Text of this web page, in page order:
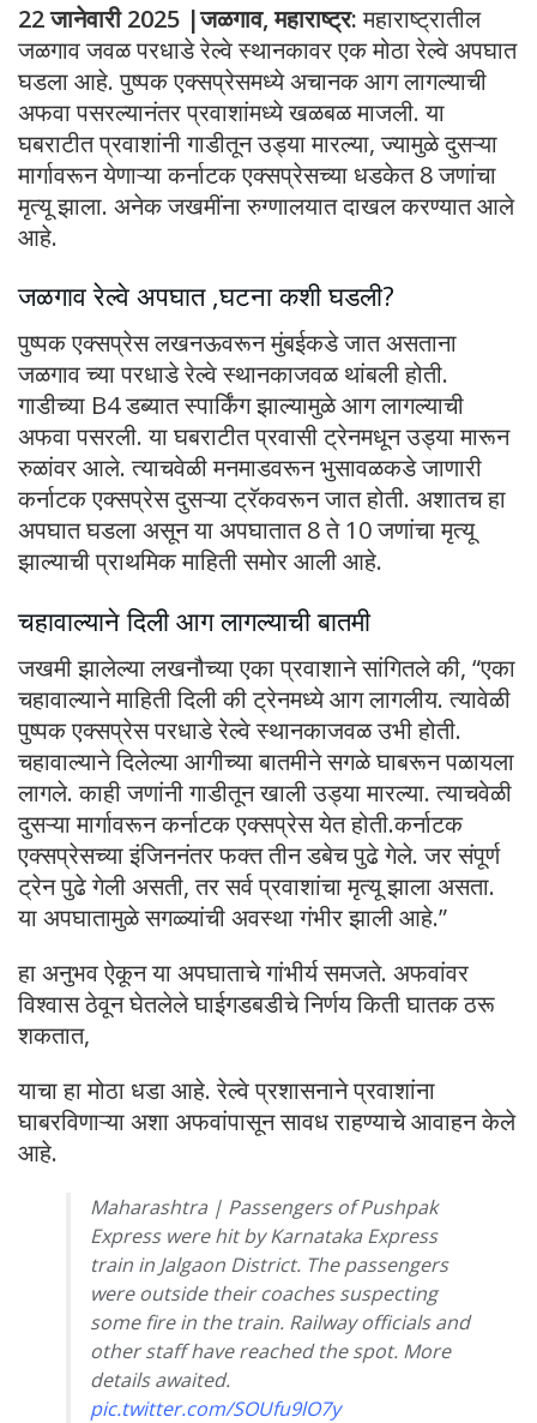
22 जानेवारी 2025 |जळगाव, महाराष्ट्र:महाराष्ट्रातील
जळगाव जवळ परधाडे रेल्वे स्थानकावर एक मोठा रेल्वे अपघात
घडला आहे. पुष्पक एक्सप्रेसमध्ये अचानक आग लागल्याची
अफवा पसरल्यानंतर प्रवाशांमध्ये खळबळ माजली. या
घबराटीत प्रवाशांनी गाडीतून उड्या मारल्या, ज्यामुळे दुसऱ्या
मार्गावरून येणाऱ्या कर्नाटक एक्सप्रेसच्या धडकेत 8 जणांचा
मृत्यू झाला. अनेक जखमींना रुग्णालयात दाखल करण्यात आले
आहे.
जळगाव रेल्वे अपघात ,घटना कशी घडली?
पुष्पक एक्सप्रेस लखनऊवरून मुंबईकडे जात असताना
जळगाव च्या परधाडे रेल्वे स्थानकाजवळ थांबली होती.
गाडीच्या B4 डब्यात स्पार्किंग झाल्यामुळे आग लागल्याची
अफवा पसरली. या घबराटीत प्रवासी ट्रेनमधून उड्या मारून
रुळांवर आले. त्याचवेळी मनमाडवरून भुसावळकडे जाणारी
कर्नाटक एक्सप्रेस दुसऱ्या ट्रॅकवरून जात होती. अशातच हा
अपघात घडला असून या अपघातात 8 ते 10 जणांचा मृत्यू
झाल्याची प्राथमिक माहिती समोर आली आहे.
चहावाल्याने दिली आग लागल्याची बातमी
जखमी झालेल्या लखनौच्या एका प्रवाशाने सांगितले की, “एका
चहावाल्याने माहिती दिली की ट्रेनमध्ये आग लागलीय. त्यावेळी
पुष्पक एक्सप्रेस परधाडे रेल्वे स्थानकाजवळ उभी होती.
चहावाल्याने दिलेल्या आगीच्या बातमीने सगळे घाबरून पळायला
लागले. काही जणांनी गाडीतून खाली उड्या मारल्या. त्याचवेळी
दुसऱ्या मार्गावरून कर्नाटक एक्सप्रेस येत होती.कर्नाटक
एक्सप्रेसच्या इंजिननंतर फक्त तीन डबेच पुढे गेले. जर संपूर्ण
ट्रेन पुढे गेली असती, तर सर्व प्रवाशांचा मृत्यू झाला असता.
या अपघातामुळे सगळ्यांची अवस्था गंभीर झाली आहे.”
हा अनुभव ऐकून या अपघाताचे गांभीर्य समजते. अफवांवर
विश्वास ठेवून घेतलेले घाईगडबडीचे निर्णय किती घातक ठरू
शकतात,
याचा हा मोठा धडा आहे. रेल्वे प्रशासनाने प्रवाशांना
घाबरविणाऱ्या अशा अफवांपासून सावध राहण्याचे आवाहन केले
आहे.
Maharashtra | Passengers of Pushpak
Express were hit by Karnataka Express
train in Jalgaon District. The passengers
were outside their coaches suspecting
some fire in the train. Railway officials and
other staff have reached the spot. More
details awaited.
pic.twitter.com/SOUfu9lO7y